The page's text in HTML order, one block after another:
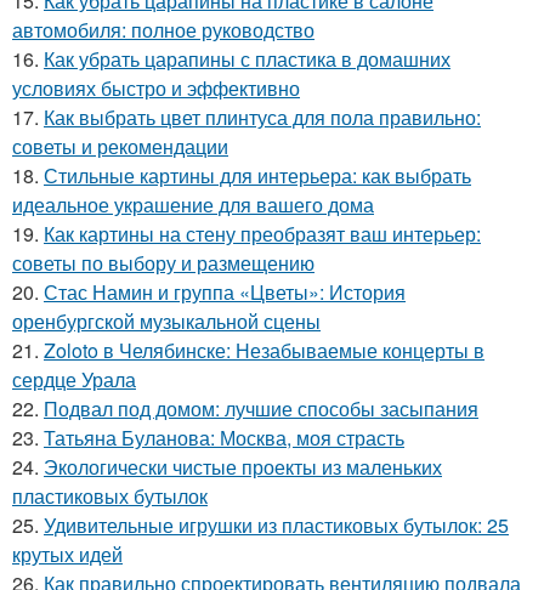
автомобиля: полное руководство
16. Как убрать царапины с пластика в домашних
условиях быстро и эффективно
17. Как выбрать цвет плинтуса для пола правильно:
советы и рекомендации
18. Стильные картины для интерьера: как выбрать
идеальное украшение для вашего дома
19. Как картины на стену преобразят ваш интерьер:
советы по выбору и размещению
20. Стас Намин и группа «Цветы»: История
оренбургской музыкальной сцены
21. Zoloto в Челябинске: Незабываемые концерты в
сердце Урала
22. Подвал под домом: лучшие способы засыпания
23. Татьяна Буланова: Москва, моя страсть
24. Экологически чистые проекты из маленьких
пластиковых бутылок
25. Удивительные игрушки из пластиковых бутылок: 25
крутых идей
26. Как правильно спроектировать вентиляцию подвала